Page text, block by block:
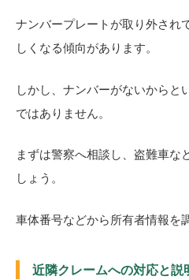
ナンバープレートが取り外され
しくなる傾向があります。
しかし、ナンバーがないからと
ではありません。
まずは警察へ相談し、盗難車な
しょう。
車体番号などから所有者情報を
近隣クレームへの対応と説